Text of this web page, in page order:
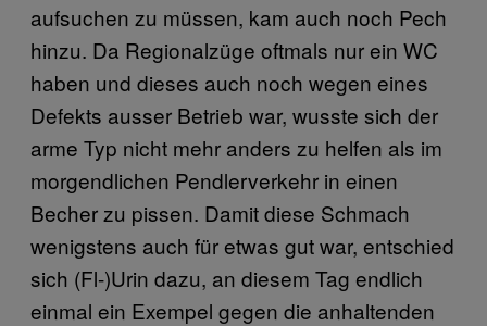
aufsuchen zu müssen, kam auch noch Pech
hinzu. Da Regionalzüge oftmals nur ein WC
haben und dieses auch noch wegen eines
Defekts ausser Betrieb war, wusste sich der
arme Typ nicht mehr anders zu helfen als im
morgendlichen Pendlerverkehr in einen
Becher zu pissen. Damit diese Schmach
wenigstens auch für etwas gut war, entschied
sich (Fl-)Urin dazu, an diesem Tag endlich
einmal ein Exempel gegen die anhaltenden